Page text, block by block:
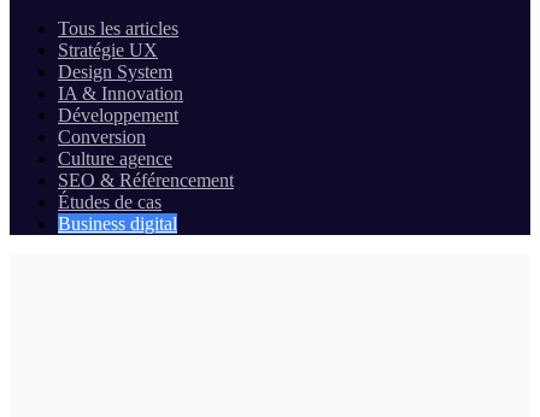
Tous les articles
Stratégie UX
Design System
IA & Innovation
Développement
Conversion
Culture agence
SEO & Référencement
Études de cas
Business digital